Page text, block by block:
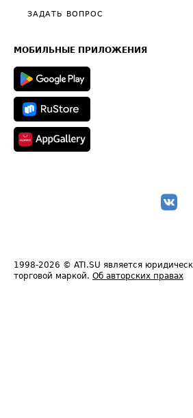
Общие положения
Полезное по перевозкам
Техническая информация
ЗАДАТЬ ВОПРОС
МОБИЛЬНЫЕ ПРИЛОЖЕНИЯ
1998-2026 © ATI.SU является
торговой маркой. Об авторских правах